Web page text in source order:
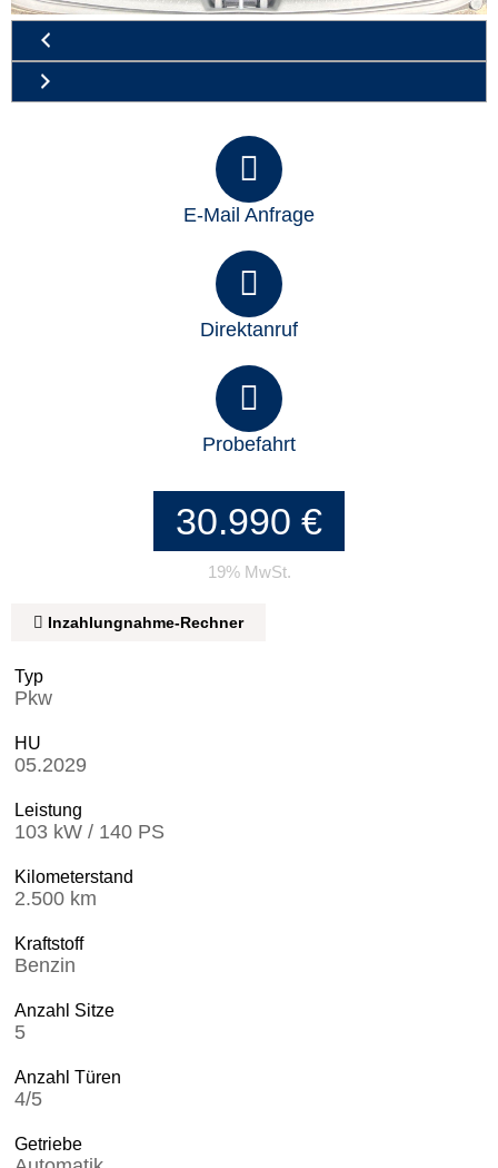
E-Mail Anfrage
Direktanruf
Probefahrt
30.990 €
19% MwSt.
Inzahlungnahme-Rechner
Typ
Pkw
HU
05.2029
Leistung
103 kW / 140 PS
Kilometerstand
2.500 km
Kraftstoff
Benzin
Anzahl Sitze
5
Anzahl Türen
4/5
Getriebe